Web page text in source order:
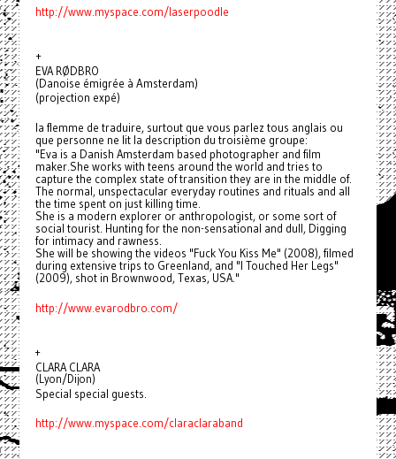
http://www.myspace.com/laserpoodle
+
EVA RØDBRO
(Danoise émigrée à Amsterdam)
(projection expé)
la flemme de traduire, surtout que vous parlez tous anglais ou
que personne ne lit la description du troisième groupe:
"Eva is a Danish Amsterdam based photographer and film
maker.She works with teens around the world and tries to
capture the complex state of transition they are in the middle of.
The normal, unspectacular everyday routines and rituals and all
the time spent on just killing time.
She is a modern explorer or anthropologist, or some sort of
social tourist. Hunting for the non-sensational and dull, Digging
for intimacy and rawness.
She will be showing the videos "Fuck You Kiss Me" (2008), filmed
during extensive trips to Greenland, and "I Touched Her Legs"
(2009), shot in Brownwood, Texas, USA."
http://www.evarodbro.com/
+
CLARA CLARA
(Lyon/Dijon)
Special special guests.
http://www.myspace.com/claraclaraband